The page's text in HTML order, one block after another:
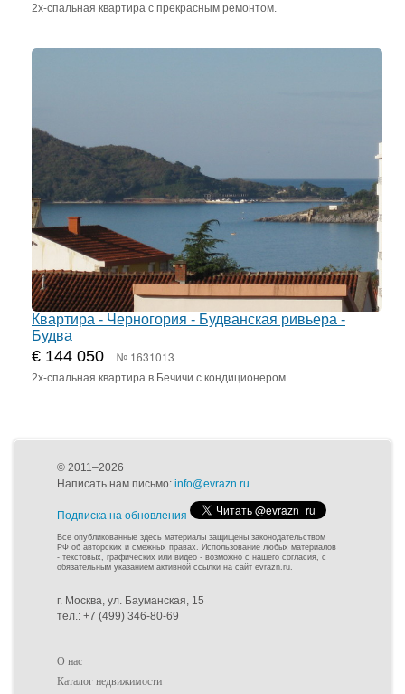
2х-спальная квартира с прекрасным ремонтом.
Квартира - Черногория - Будванская ривьера -
Будва
€ 144 050 № 1631013
2х-спальная квартира в Бечичи с кондиционером.
© 2011–2026
Написать нам письмо: info@evrazn.ru
Подписка на обновления
Все опубликованные здесь материалы защищены законодательством
РФ об авторских и смежных правах. Использование любых материалов
- текстовых, графических или видео - возможно с нашего согласия, с
обязательным указанием активной ссылки на сайт evrazn.ru.
г. Москва, ул. Бауманская, 15
тел.: +7 (499) 346-80-69
О нас
Каталог недвижимости